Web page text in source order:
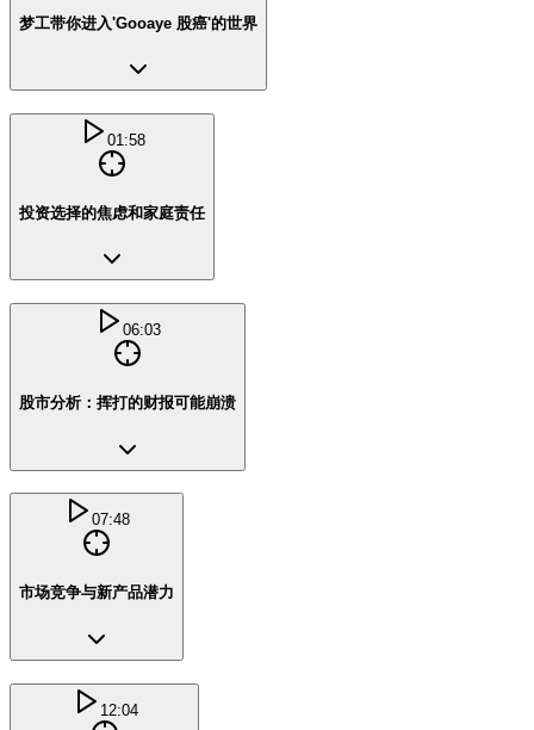
梦工带你进入'Gooaye 股癌'的世界
01:58
投资选择的焦虑和家庭责任
06:03
股市分析：挥打的财报可能崩溃
07:48
市场竞争与新产品潜力
12:04